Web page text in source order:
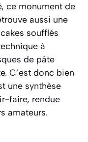
ce monument de
aussi une
soufflés
à
de pâte
C’est donc bien
une synthèse
faire, rendue
amateurs.